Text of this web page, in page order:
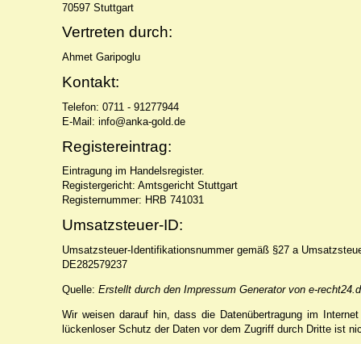
70597 Stuttgart
Vertreten durch:
Ahmet Garipoglu
Kontakt:
Telefon: 0711 - 91277944
E-Mail: info@anka-gold.de
Registereintrag:
Eintragung im Handelsregister.
Registergericht: Amtsgericht Stuttgart
Registernummer: HRB 741031
Umsatzsteuer-ID:
Umsatzsteuer-Identifikationsnummer gemäß §27 a
DE282579237
Quelle: Erstellt durch den Impressum Generator von e-
Wir weisen darauf hin, dass die Datenübertragung im
lückenloser Schutz der Daten vor dem Zugriff durch Dritte ist